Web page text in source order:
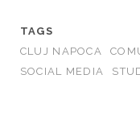
TAGS
CLUJ NAPOCA
SOCIAL MEDIA